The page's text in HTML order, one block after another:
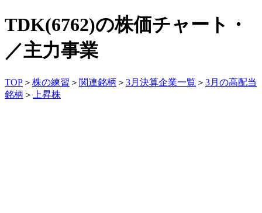
TDK(6762)の株価チャート・
／主力事業
TOP ＞ 株の練習 ＞ 関連銘柄 ＞ 3月決算企業一覧 ＞ 3月の高配当
銘柄 ＞ 上昇株